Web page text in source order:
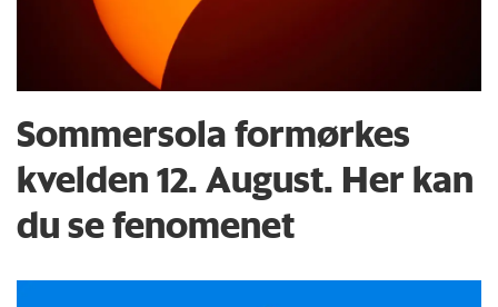
Sommersola formørkes
kvelden 12. August. Her kan
du se fenomenet